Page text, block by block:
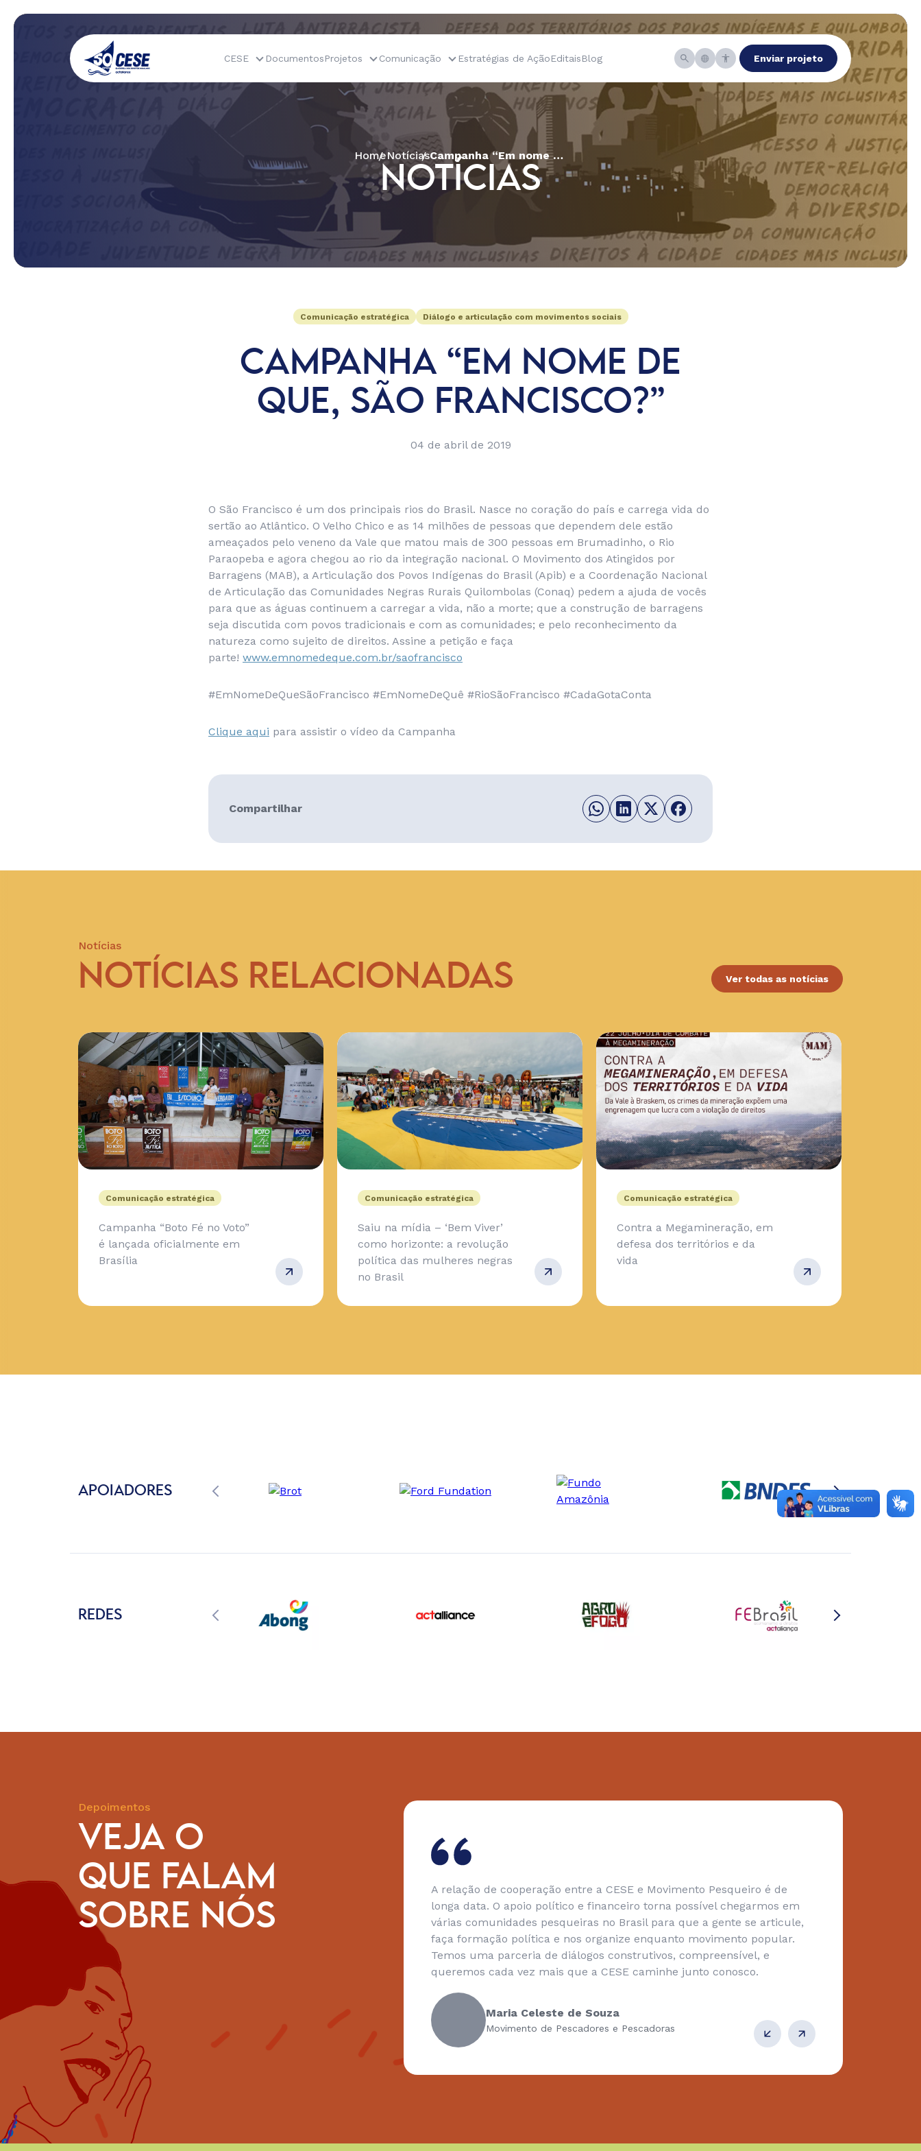
CESE DocumentosProjetos Comunicação Estratégias de AçãoEditaisBlog Enviar projeto
HomeNotícias Campanha “Em nome de que, São Francisco?”
NOTÍCIAS
Comunicação estratégica Diálogo e articulação com movimentos sociais
CAMPANHA “EM NOME DE
QUE, SÃO FRANCISCO?”
04 de abril de 2019
O São Francisco é um dos principais rios do Brasil. Nasce no coração do país e carrega vida do
sertão ao Atlântico. O Velho Chico e as 14 milhões de pessoas que dependem dele estão
ameaçados pelo veneno da Vale que matou mais de 300 pessoas em Brumadinho, o Rio
Paraopeba e agora chegou ao rio da integração nacional. O Movimento dos Atingidos por
Barragens (MAB), a Articulação dos Povos Indígenas do Brasil (Apib) e a Coordenação Nacional
de Articulação das Comunidades Negras Rurais Quilombolas (Conaq) pedem a ajuda de vocês
para que as águas continuem a carregar a vida, não a morte; que a construção de barragens
seja discutida com povos tradicionais e com as comunidades; e pelo reconhecimento da
natureza como sujeito de direitos. Assine a petição e faça
parte! www.emnomedeque.com.br/saofrancisco
#EmNomeDeQueSãoFrancisco #EmNomeDeQuê #RioSãoFrancisco #CadaGotaConta
Clique aqui para assistir o vídeo da Campanha
Compartilhar
Notícias
NOTÍCIAS RELACIONADAS Ver todas as notícias
Comunicação estratégica
Campanha “Boto Fé no Voto”
é lançada oficialmente em
Brasília
Comunicação estratégica
Saiu na mídia – ‘Bem Viver’
como horizonte: a revolução
política das mulheres negras
no Brasil
Comunicação estratégica
Contra a Megamineração, em
defesa dos territórios e da
vida
APOIADORES
REDES
Depoimentos
VEJA O
QUE FALAM
SOBRE NÓS
extraordinário o trabalho da CESE, porque ela inaugurou outro
ecumenismo. Não é algo que as igrejas discutem entre si, falam
doutrinas e chegam a uma convergência. A CESE faz um
de serviço que é ecumenismo de missão, para servir aos
Leonardo Boff
Teólogo, escritor e professor
A relação de cooperação entre a CESE e Movimento Pesqueiro é de
longa data. O apoio político e financeiro torna possível chegarmos em
várias comunidades pesqueiras no Brasil para que a gente se articule,
faça formação política e nos organize enquanto movimento popular.
Temos uma parceria de diálogos construtivos, compreensível, e
queremos cada vez mais que a CESE caminhe junto conosco.
Maria Celeste de Souza
Movimento de Pescadores e Pescadoras